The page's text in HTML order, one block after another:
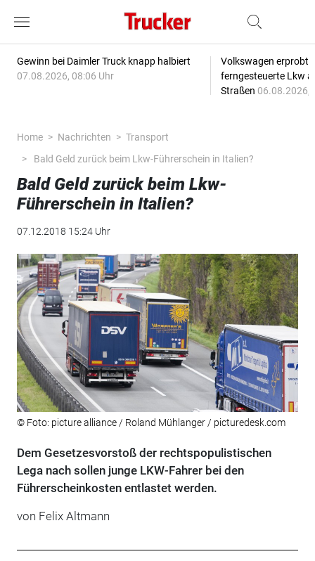
Gewinn bei Daimler Truck knapp halbiert
07.08.2026, 08:06 Uhr
Volkswagen erprobt
ferngesteuerte Lkw
Straßen 06.08.2026,
Home Nachrichten
Transport
Bald Geld zurück beim Lkw-Führerschein in Italien?
Bald Geld zurück beim Lkw-
Führerschein in Italien?
07.12.2018 15:24 Uhr
© Foto: picture alliance / Roland Mühlanger / picturedesk.com
Dem Gesetzesvorstoß der rechtspopulistischen
Lega nach sollen junge LKW-Fahrer bei den
Führerscheinkosten entlastet werden.
von Felix Altmann